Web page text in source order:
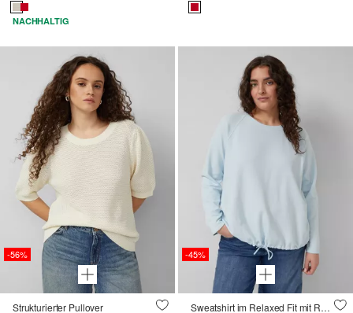
NACHHALTIG
-56%
Strukturierter Pullover
-45%
Sweatshirt im Relaxed Fit mit Rückenprint